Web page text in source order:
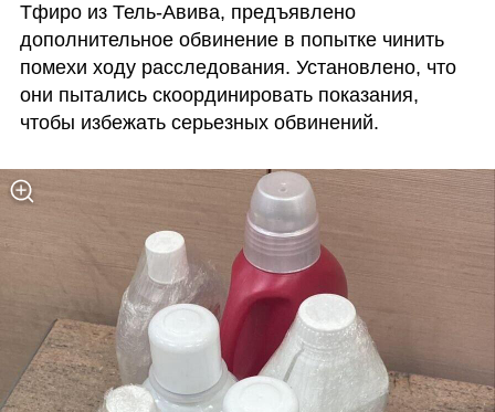
Тфиро из Тель-Авива, предъявлено
дополнительное обвинение в попытке чинить
помехи ходу расследования. Установлено, что
они пытались скоординировать показания,
чтобы избежать серьезных обвинений.